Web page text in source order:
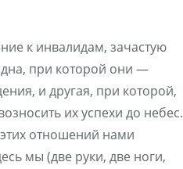
к инвалидам, зачастую
при которой они —
и другая, при которой,
их успехи до небес.
отношений нами
мы (две руки, две ноги,